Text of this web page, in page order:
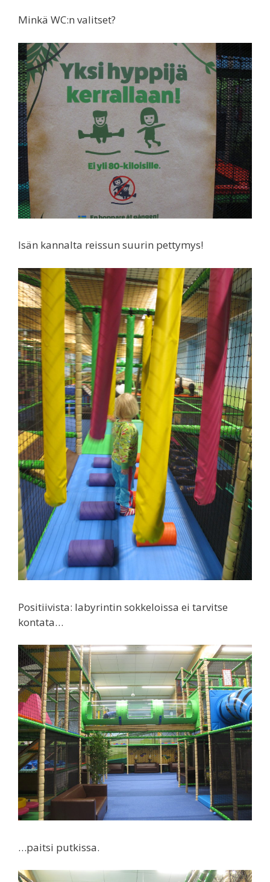
Minkä WC:n valitset?
Isän kannalta reissun suurin pettymys!
Positiivista: labyrintin sokkeloissa ei tarvitse
kontata…
…paitsi putkissa.